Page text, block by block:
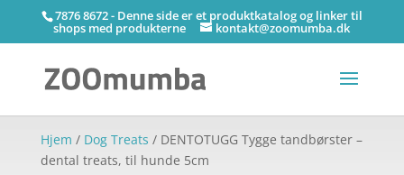
7876 8672 - Denne side er et produktkatalog og linker til
shops med produkterne kontakt@zoomumba.dk
Hjem / Dog Treats / DENTOTUGG Tygge tandbørster –
dental treats, til hunde 5cm